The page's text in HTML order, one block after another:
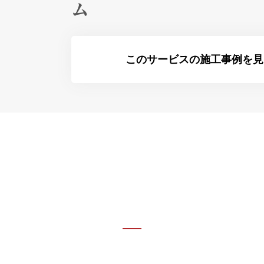
ム
このサービスの施工事例を